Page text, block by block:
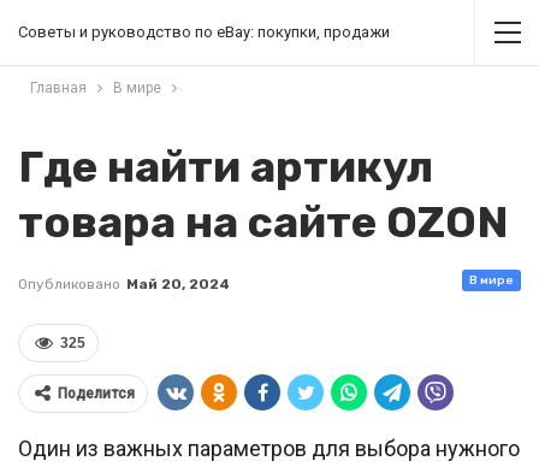
Советы и руководство по eBay: покупки, продажи
Главная В мире
Где найти артикул
товара на сайте OZON
В мире
Опубликовано Май 20, 2024
325
Поделится
Один из важных параметров для выбора нужного